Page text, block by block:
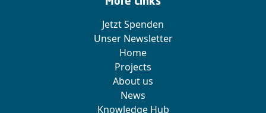
Jetzt Spenden
Unser Newsletter
Home
Projects
About us
News
Knowledge Hub